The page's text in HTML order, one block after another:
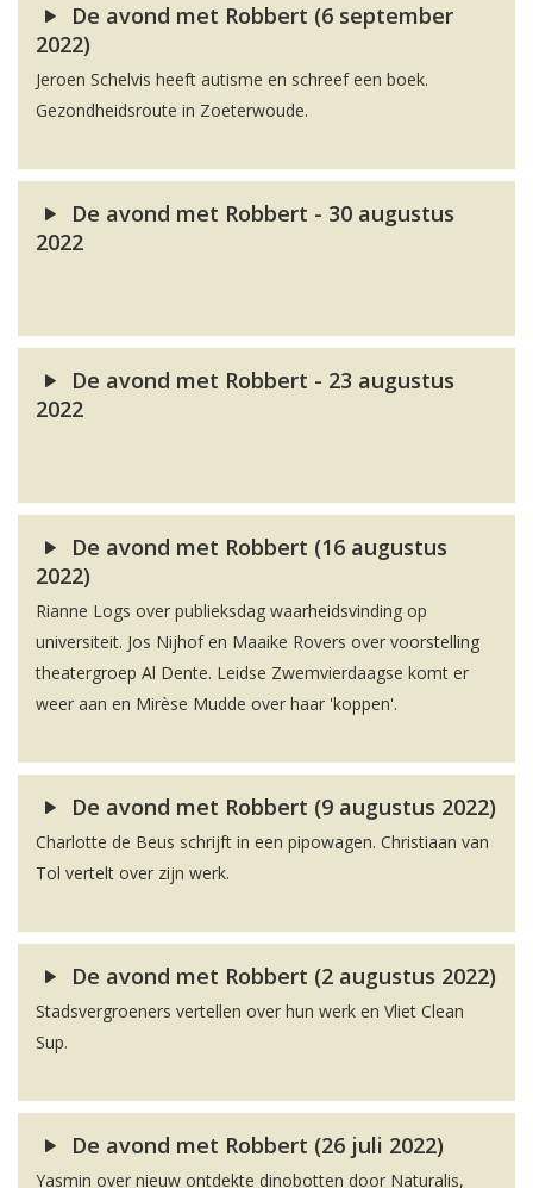
De avond met Robbert (6 september
2022)
Jeroen Schelvis heeft autisme en schreef een boek.
Gezondheidsroute in Zoeterwoude.
De avond met Robbert - 30 augustus
2022
De avond met Robbert - 23 augustus
2022
De avond met Robbert (16 augustus
2022)
Rianne Logs over publieksdag waarheidsvinding op
universiteit. Jos Nijhof en Maaike Rovers over voorstelling
theatergroep Al Dente. Leidse Zwemvierdaagse komt er
weer aan en Mirèse Mudde over haar 'koppen'.
De avond met Robbert (9 augustus 2022)
Charlotte de Beus schrijft in een pipowagen. Christiaan van
Tol vertelt over zijn werk.
De avond met Robbert (2 augustus 2022)
Stadsvergroeners vertellen over hun werk en Vliet Clean
Sup.
De avond met Robbert (26 juli 2022)
Yasmin over nieuw ontdekte dinobotten door Naturalis,